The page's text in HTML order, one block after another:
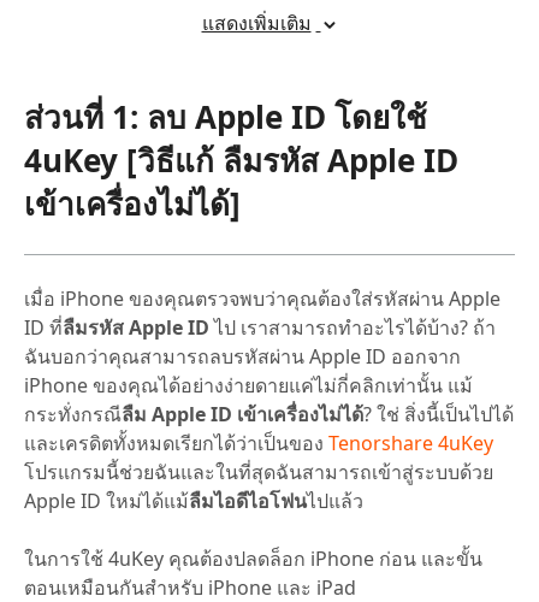
แสดงเพิ่มเติม
ส่วนที่ 1: ลบ Apple ID โดยใช้
4uKey [วิธีแก้ ลืมรหัส Apple ID
เข้าเครื่องไม่ได้]
เมื่อ iPhone ของคุณตรวจพบว่าคุณต้องใส่รหัสผ่าน Apple
ID ที่ลืมรหัส Apple IDไป เราสามารถทำอะไรได้บ้าง? ถ้า
ฉันบอกว่าคุณสามารถลบรหัสผ่าน Apple ID ออกจาก
iPhone ของคุณได้อย่างง่ายดายแค่ไม่กี่คลิกเท่านั้น แม้
กระทั่งกรณีลืม Apple ID เข้าเครื่องไม่ได้? ใช่ สิ่งนี้เป็นไปได้
และเครดิตทั้งหมดเรียกได้ว่าเป็นของ Tenorshare 4uKey
โปรแกรมนี้ช่วยฉันและในที่สุดฉันสามารถเข้าสู่ระบบด้วย
Apple ID ใหม่ได้แม้ลืมไอดีไอโฟนไปแล้ว
ในการใช้ 4uKey คุณต้องปลดล็อก iPhone ก่อน และขั้น
ตอนเหมือนกันสำหรับ iPhone และ iPad